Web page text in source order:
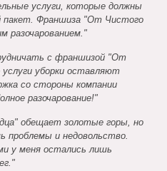
услуги, которые должны
пакет. Франшиза "От Чистого
разочарованием."
с франшизой "От
уборки оставляют
со стороны компании
разочарование!"
обещает золотые горы, но
проблемы и недовольство.
у меня остались лишь